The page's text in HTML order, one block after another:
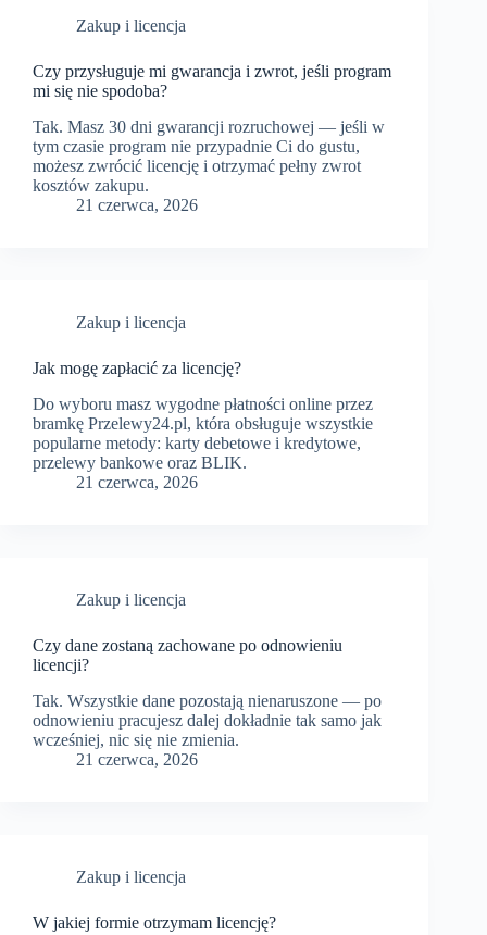
Zakup i licencja
Czy przysługuje mi gwarancja i zwrot, jeśli program
mi się nie spodoba?
Tak. Masz 30 dni gwarancji rozruchowej — jeśli w
tym czasie program nie przypadnie Ci do gustu,
możesz zwrócić licencję i otrzymać pełny zwrot
kosztów zakupu.
21 czerwca, 2026
Zakup i licencja
Jak mogę zapłacić za licencję?
Do wyboru masz wygodne płatności online przez
bramkę Przelewy24.pl, która obsługuje wszystkie
popularne metody: karty debetowe i kredytowe,
przelewy bankowe oraz BLIK.
21 czerwca, 2026
Zakup i licencja
Czy dane zostaną zachowane po odnowieniu
licencji?
Tak. Wszystkie dane pozostają nienaruszone — po
odnowieniu pracujesz dalej dokładnie tak samo jak
wcześniej, nic się nie zmienia.
21 czerwca, 2026
Zakup i licencja
W jakiej formie otrzymam licencję?